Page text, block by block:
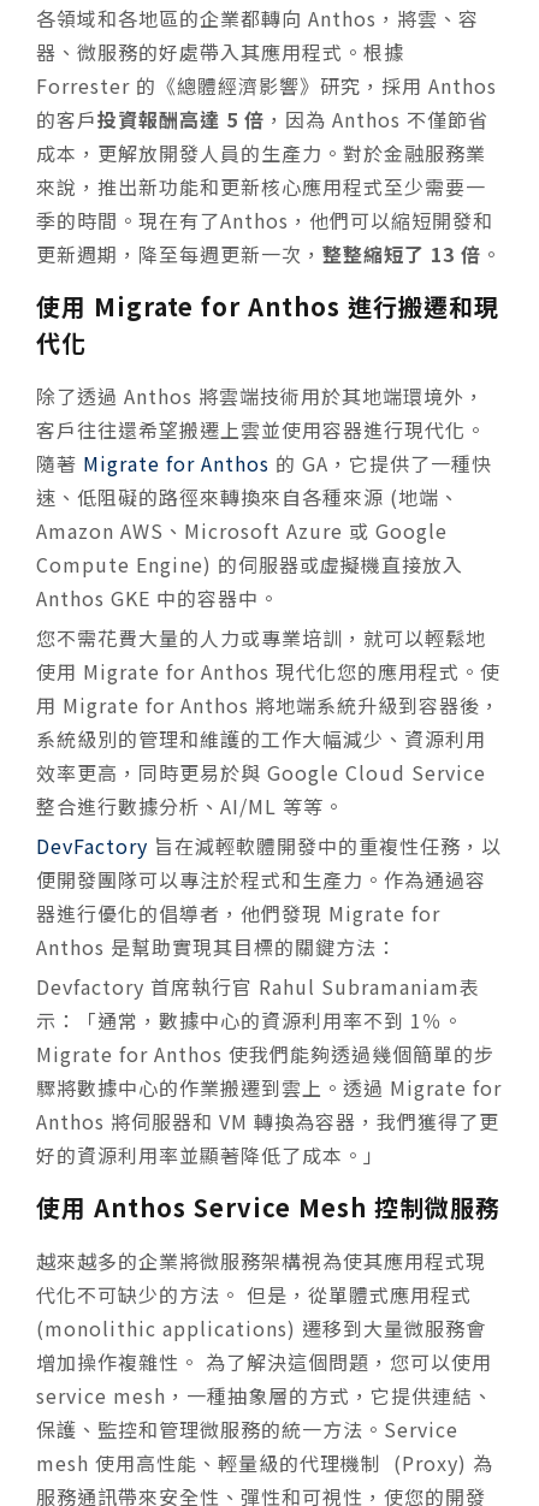
各領域和各地區的企業都轉向 Anthos，將雲、容
器、微服務的好處帶入其應用程式。 根據
Forrester 的《總體經濟影響》研究，採用 Anthos
的客戶投資報酬高達 5 倍 ，因為 Anthos 不僅節省
成本，更解放開發人員的生產力。對於金融服務業
來說，推出新功能和更新核心應用程式至少需要一
季的時間。現在有了Anthos，他們可以縮短開發和
更新週期，降至每週更新一次， 整整縮短了 13 倍 。
使用 Migrate for Anthos 進行搬遷和現
代化
除了透過 Anthos 將雲端技術用於其地端環境外，
客戶往往還希望搬遷上雲並使用容器進行現代化。
隨著 Migrate for Anthos 的 GA，它提供了一種快
速、低阻礙的路徑來轉換來自各種來源 (地端、
Amazon AWS、Microsoft Azure 或 Google
Compute Engine) 的伺服器或虛擬機直接放入
Anthos GKE 中的容器中。
您不需花費大量的人力或專業培訓，就可以輕鬆地
使用 Migrate for Anthos 現代化您的應用程式。使
用 Migrate for Anthos 將地端系統升級到容器後，
系統級別的管理和維護的工作大幅減少、資源利用
效率更高，同時更易於與 Google Cloud Service
整合進行數據分析、AI/ML 等等。
DevFactory 旨在減輕軟體開發中的重複性任務，以
便開發團隊可以專注於程式和生產力。作為通過容
器進行優化的倡導者，他們發現 Migrate for
Anthos 是幫助實現其目標的關鍵方法：
Devfactory 首席執行官 Rahul Subramaniam表
示：「通常，數據中心的資源利用率不到 1％。
Migrate for Anthos 使我們能夠透過幾個簡單的步
驟將數據中心的作業搬遷到雲上。透過 Migrate for
Anthos 將伺服器和 VM 轉換為容器，我們獲得了更
好的資源利用率並顯著降低了成本。」
使用 Anthos Service Mesh 控制微服務
越來越多的企業將微服務架構視為使其應用程式現
代化不可缺少的方法。 但是，從單體式應用程式
(monolithic applications) 遷移到大量微服務會
增加操作複雜性。 為了解決這個問題，您可以使用
service mesh，一種抽象層的方式，它提供連結、
保護、監控和管理微服務的統一方法。Service
mesh 使用高性能、輕量級的代理機制 (Proxy) 為
服務通訊帶來安全性、彈性和可視性，使您的開發